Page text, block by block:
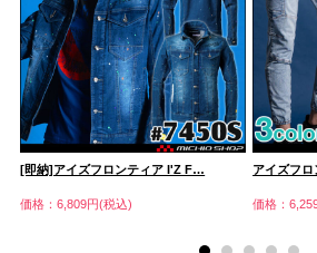
[即納]アイズフロンティア I'Z F…
価格：6,809円(税込)
アイズフ
価格：